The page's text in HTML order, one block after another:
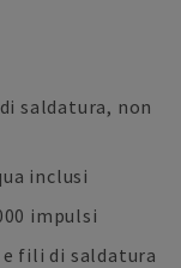
saldatura, non
inclusi
impulsi
fili di saldatura